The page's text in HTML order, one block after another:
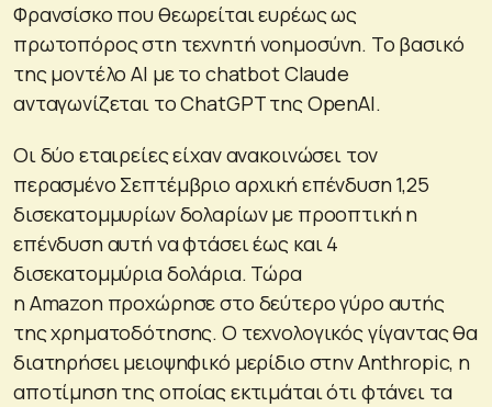
Φρανσίσκο που θεωρείται ευρέως ως
πρωτοπόρος στη τεχνητή νοημοσύνη. Το βασικό
της μοντέλο ΑΙ με το chatbot Claude
ανταγωνίζεται το ChatGPT της OpenAI.
Οι δύο εταιρείες είχαν ανακοινώσει τον
περασμένο Σεπτέμβριο αρχική επένδυση 1,25
δισεκατομμυρίων δολαρίων με προοπτική η
επένδυση αυτή να φτάσει έως και 4
δισεκατομμύρια δολάρια. Τώρα
η Amazon προχώρησε στο δεύτερο γύρο αυτής
της χρηματοδότησης. Ο τεχνολογικός γίγαντας θα
διατηρήσει μειοψηφικό μερίδιο στην Anthropic, η
αποτίμηση της οποίας εκτιμάται ότι φτάνει τα